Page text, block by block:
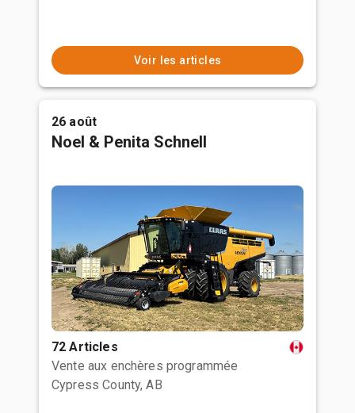
Voir les articles
26 août
Noel & Penita Schnell
72 Articles
Vente aux enchères programmée
Cypress County, AB